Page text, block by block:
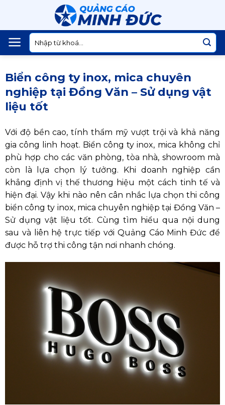
content
Tìm
kiếm:
Biển công ty inox, mica chuyên
nghiệp tại Đồng Văn – Sử dụng vật
liệu tốt
Với độ bền cao, tính thẩm mỹ vượt trội và khả năng
gia công linh hoạt. Biển công ty inox, mica không chỉ
phù hợp cho các văn phòng, tòa nhà, showroom mà
còn là lựa chọn lý tưởng. Khi doanh nghiệp cần
khẳng định vị thế thương hiệu một cách tinh tế và
hiện đại. Vậy khi nào nên cân nhắc lựa chọn thi công
biển công ty inox, mica chuyên nghiệp tại Đồng Văn –
Sử dụng vật liệu tốt. Cùng tìm hiểu qua nội dung
sau và liên hệ trực tiếp với Quảng Cáo Minh Đức để
được hỗ trợ thi công tận nơi nhanh chóng.